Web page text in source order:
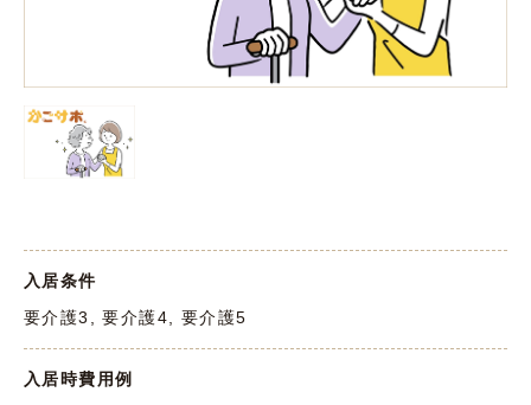
入居条件
要介護3, 要介護4, 要介護5
入居時費用例